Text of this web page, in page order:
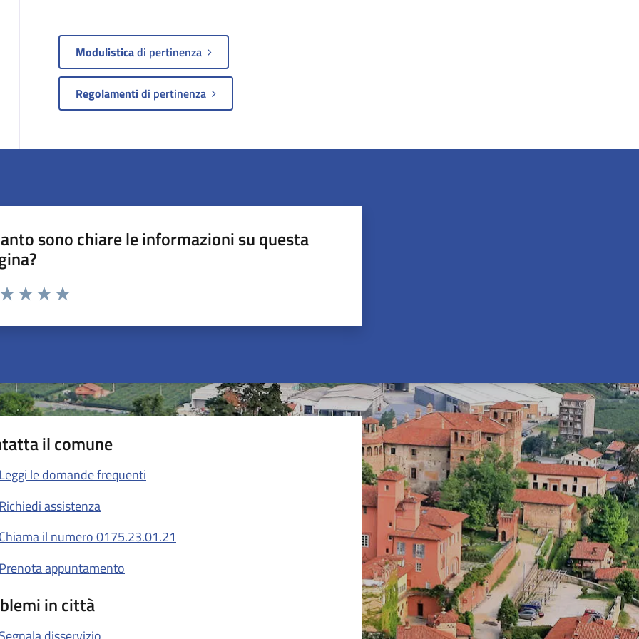
Modulisticadi pertinenza
Regolamentidi pertinenza
sono chiare le informazioni su questa
da 1 a 5 stelle la pagina
il comune
Leggi le domande frequenti
Richiedi assistenza
Chiama il numero 0175.23.01.21
Prenota appuntamento
in città